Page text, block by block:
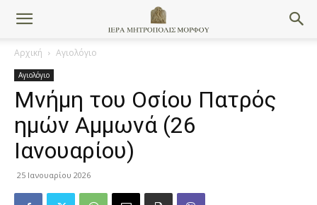
Αρχική Αγιολόγιο
Αγιολόγιο
Μνήμη του Οσίου Πατρός
ημών Αμμωνά (26
Ιανουαρίου)
25 Ιανουαρίου 2026